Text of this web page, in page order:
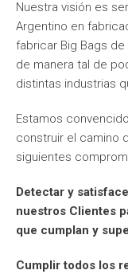
Nuestra visión es
Argentino en
fabricar Big Bags
de manera tal de
distintas industrias
Estamos
construir el camino
siguientes
Detectar y
nuestros Clientes
que cumplan y
Cumplir todos los